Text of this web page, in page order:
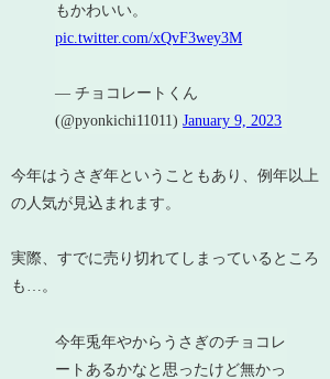
もかわいい。
pic.twitter.com/xQvF3wey3M
— チョコレートくん
(@pyonkichi11011)January 9, 2023
今年はうさぎ年ということもあり、例年以上
の人気が見込まれます。
実際、すでに売り切れてしまっているところ
も…。
今年兎年やからうさぎのチョコレ
ートあるかなと思ったけど無かっ